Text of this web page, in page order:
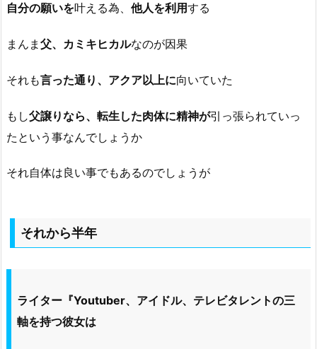
自分の願いを叶える為、 他人を利用する
まんま 父、カミキヒカルなのが因果
それも言った通り、アクア以上に向いていた
もし父譲りなら、転生した肉体に精神が引っ張られていっ
たという事なんでしょうか
それ自体は良い事でもあるのでしょうが
それから半年
ライター『Youtuber、アイドル、テレビタレントの三
軸を持つ彼女は